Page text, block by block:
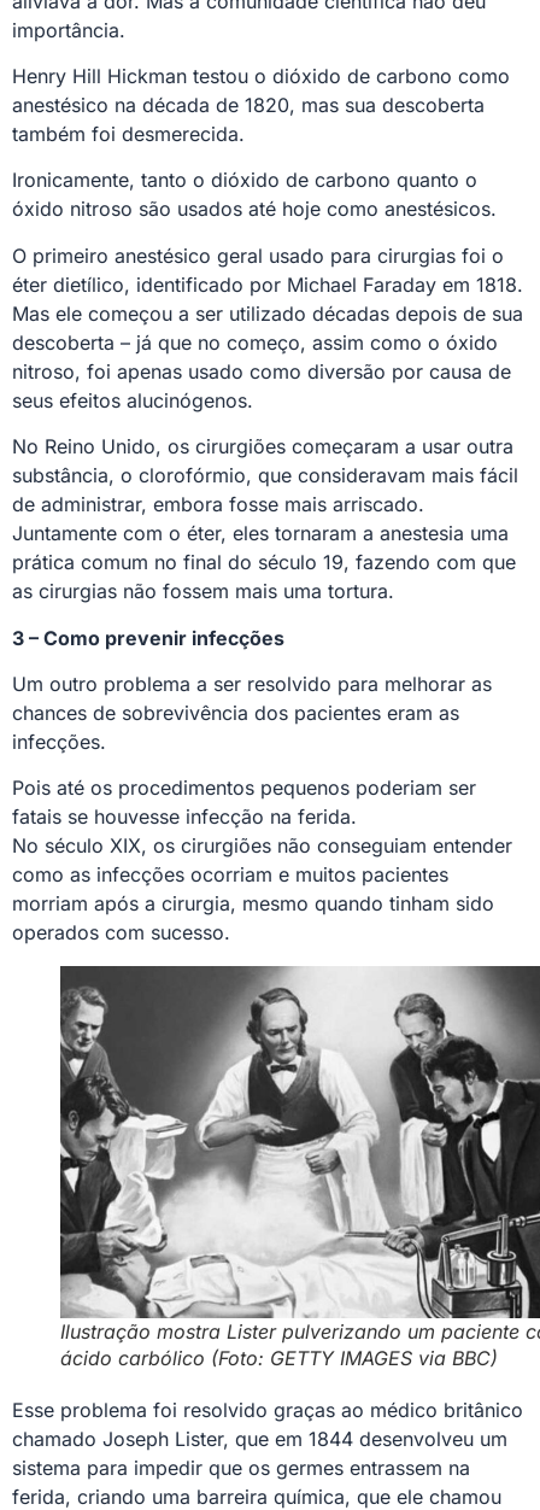
importância.
Henry Hill Hickman testou o dióxido de carbono como
anestésico na década de 1820, mas sua descoberta
também foi desmerecida.
Ironicamente, tanto o dióxido de carbono quanto o
óxido nitroso são usados até ​​hoje como anestésicos.
O primeiro anestésico geral usado para cirurgias foi o
éter dietílico, identificado por Michael Faraday em 1818.
Mas ele começou a ser utilizado décadas depois de sua
descoberta – já que no começo, assim como o óxido
nitroso, foi apenas usado como diversão por causa de
seus efeitos alucinógenos.
No Reino Unido, os cirurgiões começaram a usar outra
substância, o clorofórmio, que consideravam mais fácil
de administrar, embora fosse mais arriscado.
Juntamente com o éter, eles tornaram a anestesia uma
prática comum no final do século 19, fazendo com que
as cirurgias não fossem mais uma tortura.
3 – Como prevenir infecções
Um outro problema a ser resolvido para melhorar as
chances de sobrevivência dos pacientes eram as
infecções.
Pois até os procedimentos pequenos poderiam ser
fatais se houvesse infecção na ferida.
No século XIX, os cirurgiões não conseguiam entender
como as infecções ocorriam e muitos pacientes
morriam após a cirurgia, mesmo quando tinham sido
operados com sucesso.
Ilustração mostra Lister pulverizando um paciente
ácido carbólico (Foto: GETTY IMAGES via BBC)
Esse problema foi resolvido graças ao médico britânico
chamado Joseph Lister, que em 1844 desenvolveu um
sistema para impedir que os germes entrassem na
ferida, criando uma barreira química, que ele chamou